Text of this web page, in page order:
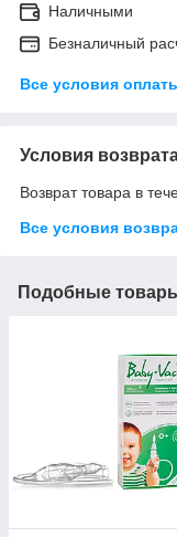
Наличными
Безналичный
Все условия
Условия
Возврат товара в
Все условия
Подобные